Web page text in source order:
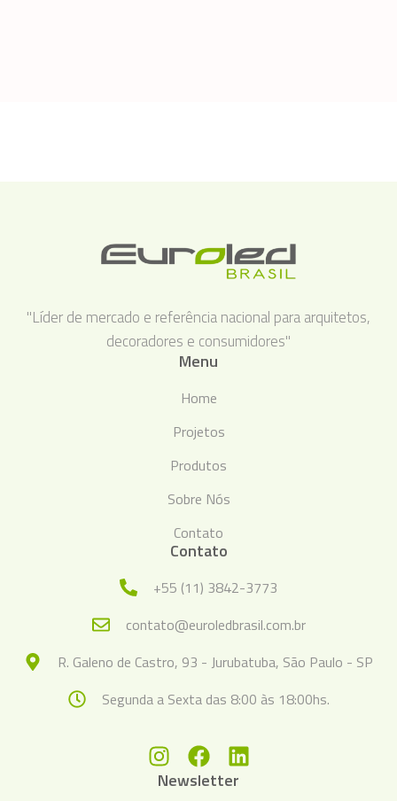
"Líder de mercado e referência nacional para arquitetos,
decoradores e consumidores"
Menu
Home
Projetos
Produtos
Sobre Nós
Contato
Contato
+55 (11) 3842-3773
contato@euroledbrasil.com.br
R. Galeno de Castro, 93 - Jurubatuba, São Paulo - SP
Segunda a Sexta das 8:00 às 18:00hs.
Newsletter